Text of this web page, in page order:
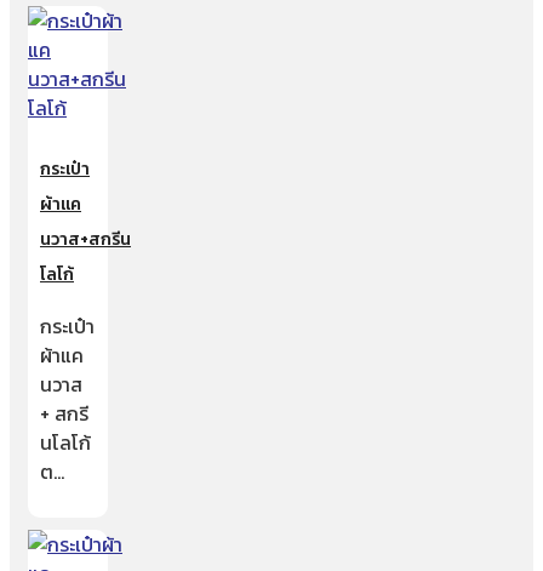
กระเป๋า
ผ้าแค
นวาส+สกรีน
โลโก้
กระเป๋า
ผ้าแค
นวาส
+ สกรี
นโลโก้
ต…